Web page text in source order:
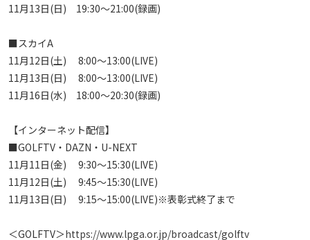
11月13日(日)　19:30～21:00(録画)
■スカイA
11月12日(土)　 8:00～13:00(LIVE)
11月13日(日)　 8:00～13:00(LIVE)
11月16日(水)　18:00～20:30(録画)
【インターネット配信】
■GOLFTV・DAZN・U-NEXT
11月11日(金)　 9:30～15:30(LIVE)
11月12日(土)　 9:45～15:30(LIVE)
11月13日(日)　 9:15～15:00(LIVE)※表彰式終了まで
＜GOLFTV＞https://www.lpga.or.jp/broadcast/golftv